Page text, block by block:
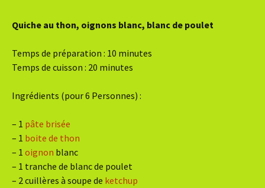
Quiche au thon, oignons blanc, blanc de poulet
Temps de préparation : 10 minutes
Temps de cuisson : 20 minutes
Ingrédients (pour 6 Personnes) :
– 1 pâte brisée
– 1 boite de thon
– 1 oignon blanc
– 1 tranche de blanc de poulet
– 2 cuillères à soupe de ketchup